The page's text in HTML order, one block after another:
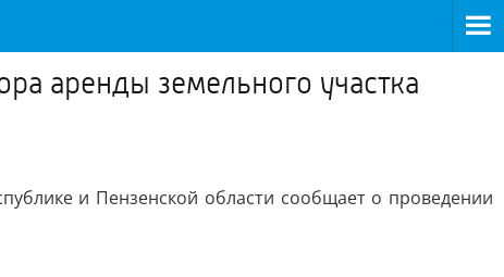
аренды земельного участка
и Пензенской области сообщает о проведении